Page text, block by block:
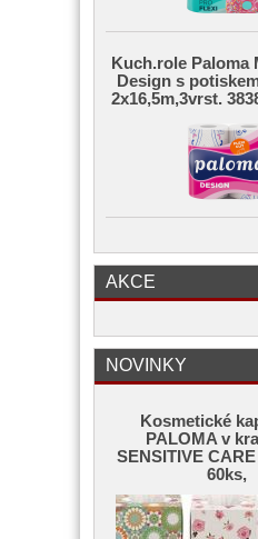
Kuch.role Paloma
Design s
2x16,5m,3vrst.
AKCE
NOVINKY
Kosmetické
PALOMA v
SENSITIVE
60ks,